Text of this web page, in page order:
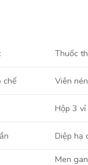
Thuốc
chế Viên
Hộp 3
Diệp hạ
Men